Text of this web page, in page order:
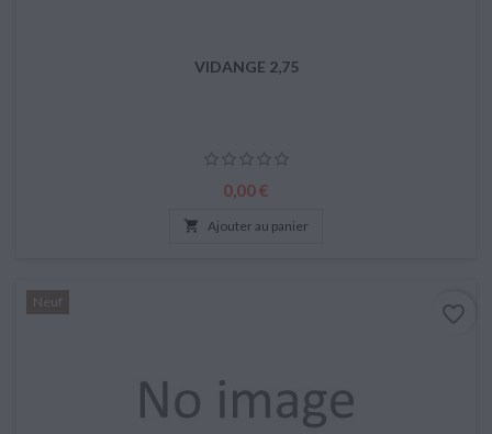
VIDANGE 2,75
Prix
0,00 €
 Ajouter au panier
Neuf favorite_border